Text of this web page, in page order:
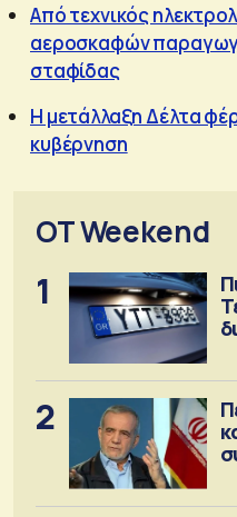
Από τεχνικός
αεροσκαφών
σταφίδας
Η μετάλλαξη Δέλτα
κυβέρνηση
OT Weekend
1
2